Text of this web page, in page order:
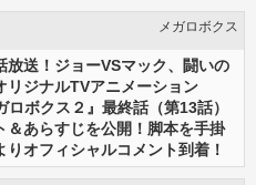
メガロボクス
放送！ジョーVSマック、闘いの
ジナルTVアニメーション
ロボクス２』最終話（第13話）
＆あらすじを公開！脚本を手掛
りオフィシャルコメント到着！